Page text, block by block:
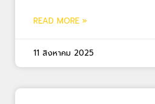
READ MORE »
11 สิงหาคม 2025